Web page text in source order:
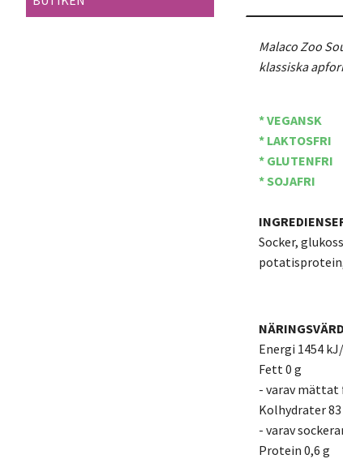
Malaco Zoo
klassiska
* VEGANSK
* LAKTOSFRI
* GLUTENFRI
* SOJAFRI
Socker,
Energi 1454
Fett 0 g
- varav mättat
Kolhydrater 83
- varav
Protein 0,6 g